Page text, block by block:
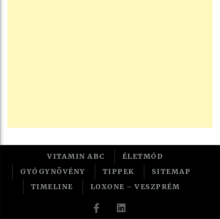
VITAMIN ABC
ÉLETMÓD
GYÓGYNÖVÉNY
TIPPEK
SITEMAP
TIMELINE
LOXONE – VESZPRÉM